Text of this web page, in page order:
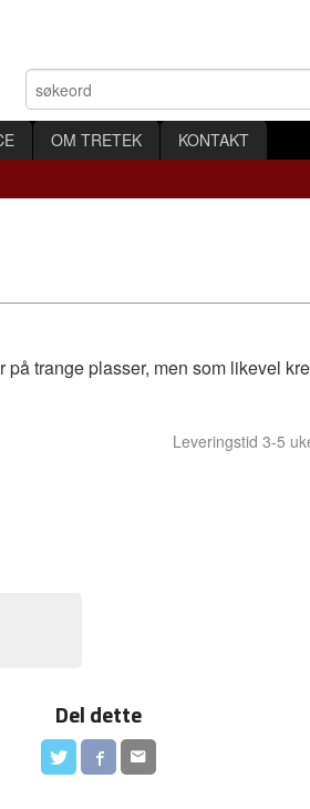
OM TRETEK KONTAKT
trange plasser, men som likevel
Leveringstid 3-5
Del dette